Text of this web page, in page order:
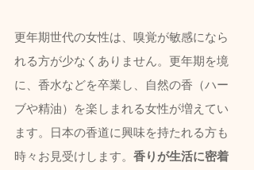
更年期世代の女性は、嗅覚が敏感になら
れる方が少なくありません。更年期を境
に、香水などを卒業し、自然の香（ハー
ブや精油）を楽しまれる女性が増えてい
ます。日本の香道に興味を持たれる方も
時々お見受けします。 香りが生活に密着